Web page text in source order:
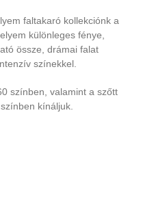
faltakaró kollekciónk a
különleges fénye,
össze, drámai falat
színekkel.
színben, valamint a szőtt
kínáljuk.